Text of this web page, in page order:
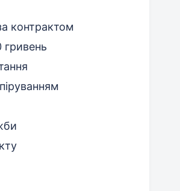
контрактом
гривень